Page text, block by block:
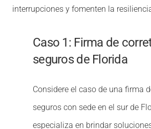
interrupciones y fomenten la
Caso 1: Firma de
seguros de Florida
Considere el caso de una firma
seguros con sede en el sur de
especializa en brindar